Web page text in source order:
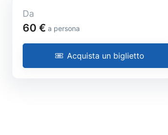
Da
60 € a persona
Acquista un biglietto